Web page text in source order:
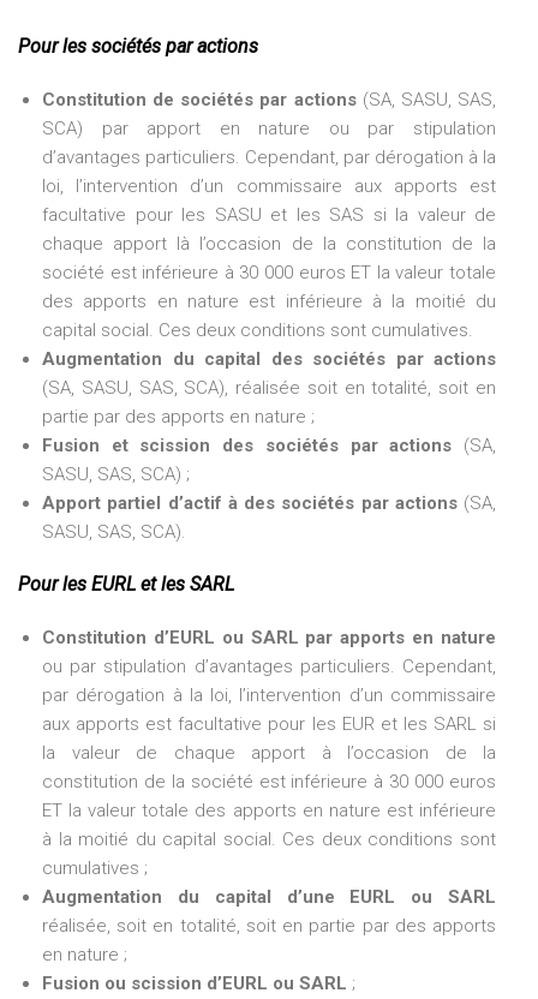
Pour les sociétés par actions
Constitution de sociétés par actions(SA, SASU, SAS,
SCA) par apport en nature ou par stipulation
d’avantages particuliers. Cependant, par dérogation à la
loi, l’intervention d’un commissaire aux apports est
facultative pour les SASU et les SAS si la valeur de
chaque apport là l’occasion de la constitution de la
société est inférieure à 30 000 euros ET la valeur totale
des apports en nature est inférieure à la moitié du
capital social. Ces deux conditions sont cumulatives.
Augmentation du capital des sociétés par actions
(SA, SASU, SAS, SCA), réalisée soit en totalité, soit en
partie par des apports en nature ;
Fusion et scission des sociétés par actions (SA,
SASU, SAS, SCA) ;
Apport partiel d’actif à des sociétés par actions(SA,
SASU, SAS, SCA).
Pour les EURL et les SARL
Constitution d’EURL ou SARL par apports en nature
ou par stipulation d’avantages particuliers. Cependant,
par dérogation à la loi, l’intervention d’un commissaire
aux apports est facultative pour les EUR et les SARL si
la valeur de chaque apport à l’occasion de la
constitution de la société est inférieure à 30 000 euros
ET la valeur totale des apports en nature est inférieure
à la moitié du capital social. Ces deux conditions sont
cumulatives ;
Augmentation du capital d’une EURL ou SARL
réalisée, soit en totalité, soit en partie par des apports
en nature ;
Fusion ou scission d’EURL ou SARL ;